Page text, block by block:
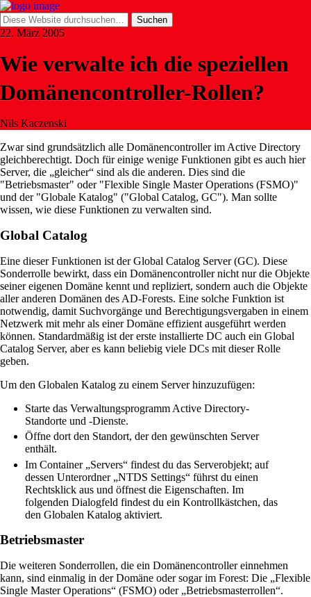
22. März 2005
Wie verwalte ich die speziellen
Domänencontroller-Rollen?
Nils Kaczenski
Zwar sind grundsätzlich alle Domänencontroller im Active Directory
gleichberechtigt. Doch für einige wenige Funktionen gibt es auch hier
Server, die „gleicher“ sind als die anderen. Dies sind die
"Betriebsmaster" oder "Flexible Single Master Operations (FSMO)"
und der "Globale Katalog" ("Global Catalog, GC"). Man sollte
wissen, wie diese Funktionen zu verwalten sind.
Global Catalog
Eine dieser Funktionen ist der Global Catalog Server (GC). Diese
Sonderrolle bewirkt, dass ein Domänencontroller nicht nur die Objekte
seiner eigenen Domäne kennt und repliziert, sondern auch die Objekte
aller anderen Domänen des AD-Forests. Eine solche Funktion ist
notwendig, damit Suchvorgänge und Berechtigungsvergaben in einem
Netzwerk mit mehr als einer Domäne effizient ausgeführt werden
können. Standardmäßig ist der erste installierte DC auch ein Global
Catalog Server, aber es kann beliebig viele DCs mit dieser Rolle
geben.
Um den Globalen Katalog zu einem Server hinzuzufügen:
Starte das Verwaltungsprogramm Active Directory-
Standorte und -Dienste.
Öffne dort den Standort, der den gewünschten Server
enthält.
Im Container „Servers“ findest du das Serverobjekt; auf
dessen Unterordner „NTDS Settings“ führst du einen
Rechtsklick aus und öffnest die Eigenschaften. Im
folgenden Dialogfeld findest du ein Kontrollkästchen, das
den Globalen Katalog aktiviert.
Betriebsmaster
Die weiteren Sonderrollen, die ein Domänencontroller einnehmen
kann, sind einmalig in der Domäne oder sogar im Forest: Die „Flexible
Single Master Operations“ (FSMO) oder „Betriebsmasterrollen“.